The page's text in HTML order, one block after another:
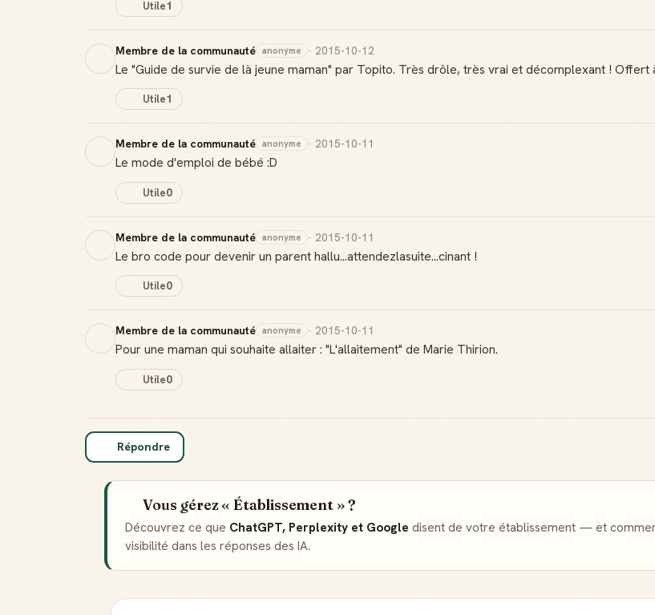
Utile1
Membre de la communauté anonyme · 2015-10-12
Le "Guide de survie de là jeune maman" par Topito. Très drôle, très vrai et décomplexant !
Utile1
Membre de la communauté anonyme · 2015-10-11
Le mode d'emploi de bébé :D
Utile0
Membre de la communauté anonyme · 2015-10-11
Le bro code pour devenir un parent hallu...attendezlasuite...cinant !
Utile0
Membre de la communauté anonyme · 2015-10-11
Pour une maman qui souhaite allaiter : "L'allaitement" de Marie Thirion.
Utile0
Répondre
Vous gérez « Établissement » ?
Découvrez ce que ChatGPT, Perplexity et Google disent de votre établissement — et
visibilité dans les réponses des IA.
locale
Deviens une
Sois notifié